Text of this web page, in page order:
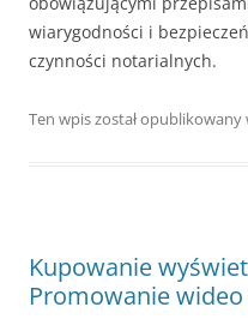
wiarygodności i
czynności notarialnych.
Ten wpis został opublikowany
Kupowanie
Promowanie wideo